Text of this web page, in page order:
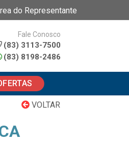
do Representante
Fale Conosco
(83) 3113-7500
(83) 8198-2486
VOLTAR